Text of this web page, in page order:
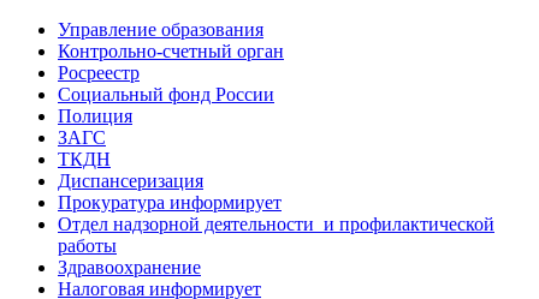
Управление образования
Контрольно-счетный орган
Росреестр
Социальный фонд России
Полиция
ЗАГС
ТКДН
Диспансеризация
Прокуратура информирует
Отдел надзорной деятельности и профилактической
работы
Здравоохранение
Налоговая информирует